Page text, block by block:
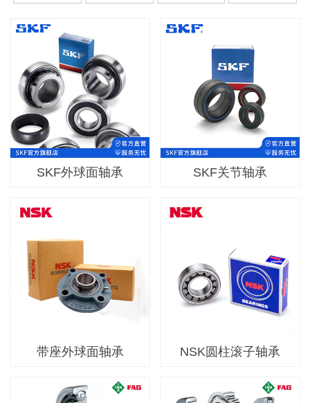
SKF外球面轴承 SKF关节轴承
带座外球面轴承 NSK圆柱滚子轴承